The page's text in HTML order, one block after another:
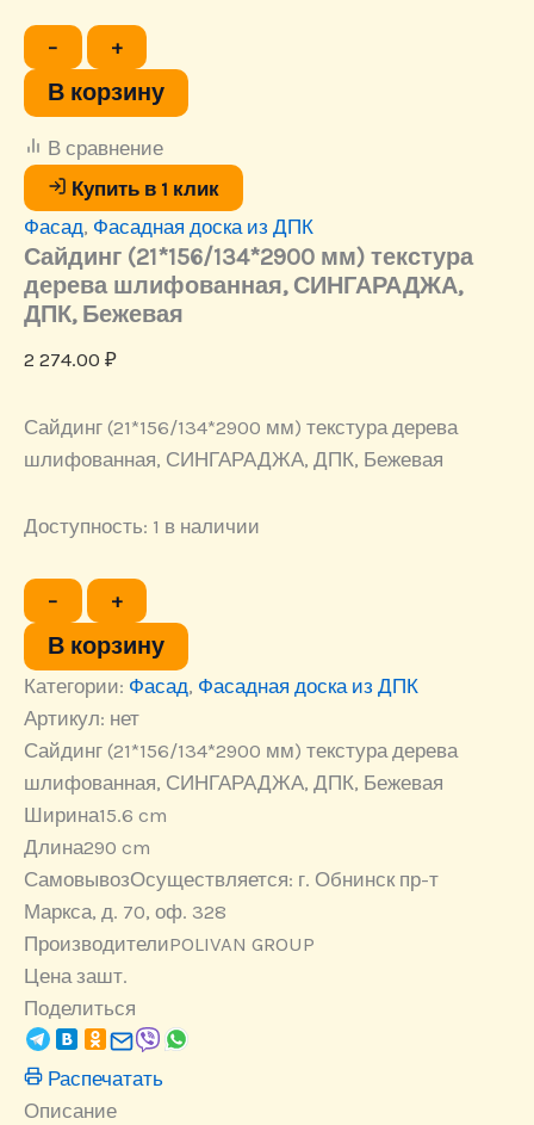
−
Количество
товара
Сайдинг
(21*156/134*2900
текстура
шлифованная,
СИНГАРАДЖА,
ДПК,
Бежевая
+
В корзину
В сравнение
Купить в 1 клик
Фасад, Фасадная доска из ДПК
Сайдинг (21*156/134*2900 мм) текстура
дерева шлифованная, СИНГАРАДЖА,
ДПК, Бежевая
2 274.00 ₽
Сайдинг (21*156/134*2900 мм) текстура дерева
шлифованная, СИНГАРАДЖА, ДПК, Бежевая
Доступность: 1 в наличии
−
Количество
товара
Сайдинг
(21*156/134*2900
мм)
дерева
шлифованная,
СИНГАРАДЖА,
Бежевая
+
В корзину
Категории: Фасад, Фасадная доска из ДПК
Артикул: нет
Сайдинг (21*156/134*2900 мм) текстура дерева
шлифованная, СИНГАРАДЖА, ДПК, Бежевая
Ширина15.6 cm
Длина290 cm
СамовывозОсуществляется: г. Обнинск пр-т
Маркса, д. 70, оф. 328
ПроизводителиPOLIVAN GROUP
Цена зашт.
Поделиться
Распечатать
Описание